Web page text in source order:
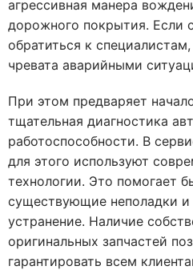
агрессивная манера
дорожного покрытия. Если
обратиться к
чревата аварийными
При этом предваряет
тщательная диагностика
работоспособности. В
для этого используют
технологии. Это помогает
существующие неполадки и
устранение. Наличие
оригинальных запчастей
гарантировать всем